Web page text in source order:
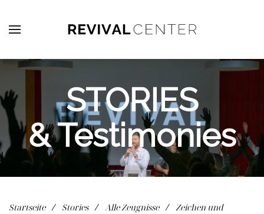
Zum Hauptinhalt springen
STORIES
& Testimonies
Startseite Stories Alle Zeugnisse
Zeichen und